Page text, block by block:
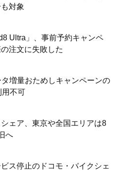
対象
Ultra」、事前予約キャンペ
注文に失敗した
タ増量おためしキャンペーンの
用不可
シェア、東京や全国エリアは8
へ
ス停止のドコモ・バイクシェ